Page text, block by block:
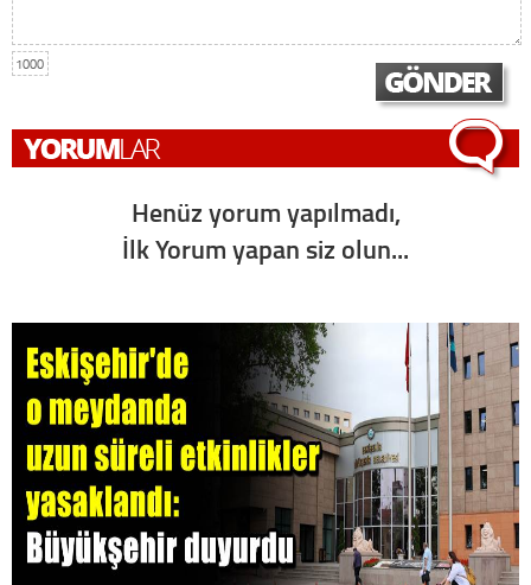
1000
Henüz yorum yapılmadı,
İlk Yorum yapan siz olun...